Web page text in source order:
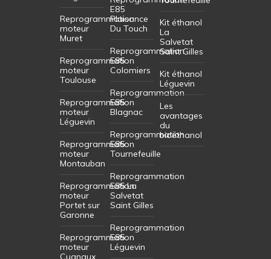
Reprogrammation
moteur
Muret
Reprogrammation
moteur
Toulouse
Reprogrammation
moteur
Léguevin
Reprogrammation
moteur
Montauban
Reprogrammation
moteur
Portet sur
Garonne
Reprogrammation
moteur
Cugnaux
E85
Plaisance
Du Touch
Reprogrammation
E85
Colomiers
Reprogrammation
E85
Blagnac
Reprogrammation
E85
Tournefeuille
Reprogrammation
E85 La
Salvetat
Saint Gilles
Reprogrammation
E85
Léguevin
Kit éthanol
La
Salvetat
Saint Gilles
Kit éthanol
Léguevin
Les
avantages
du
bioéthanol